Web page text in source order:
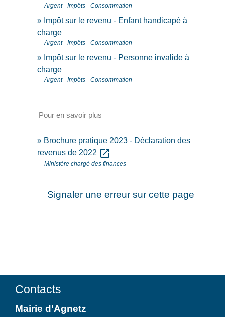
Argent - Impôts - Consommation
Impôt sur le revenu - Enfant handicapé à
charge
Argent - Impôts - Consommation
Impôt sur le revenu - Personne invalide à
charge
Argent - Impôts - Consommation
Pour en savoir plus
Brochure pratique 2023 - Déclaration des
revenus de 2022 open_in_new
Ministère chargé des finances
Signaler une erreur sur cette page
Contacts
Mairie d'Agnetz